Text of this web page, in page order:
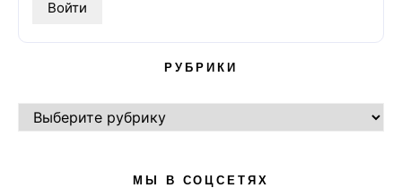
РУБРИКИ
МЫ В СОЦСЕТЯХ